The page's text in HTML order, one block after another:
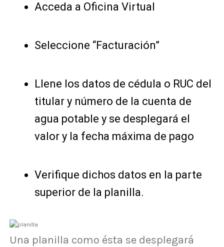
Acceda a Oficina Virtual
Seleccione “Facturación”
Llene los datos de cédula o RUC del
titular y número de la cuenta de
agua potable y se desplegará el
valor y la fecha máxima de pago
Verifique dichos datos en la parte
superior de la planilla.
Una planilla como ésta se desplegará